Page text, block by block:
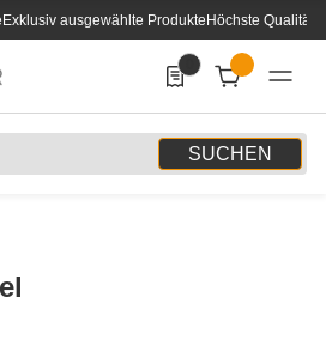
Exklusiv ausgewählte ProdukteHöchste Qualität
SUCHEN
0 Produkte in der